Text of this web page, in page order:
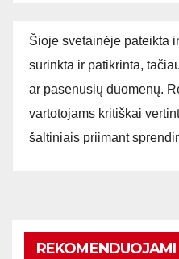
Šioje svetainėje pateikta
surinkta ir patikrinta,
ar pasenusių duomenų.
vartotojams kritiškai
šaltiniais priimant